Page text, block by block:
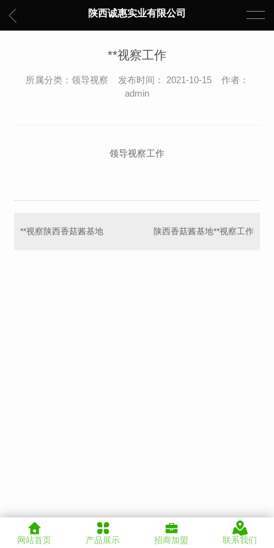
陕西诚惠实业有限公司
**视察工作
所属分类：领导视察 发布时间： 2021-10-15 作者：
admin
领导视察工作
**视察陕西香菇酱基地 陕西香菇酱基地**视察工作
网站首页 产品展示 招商加盟 联系我们